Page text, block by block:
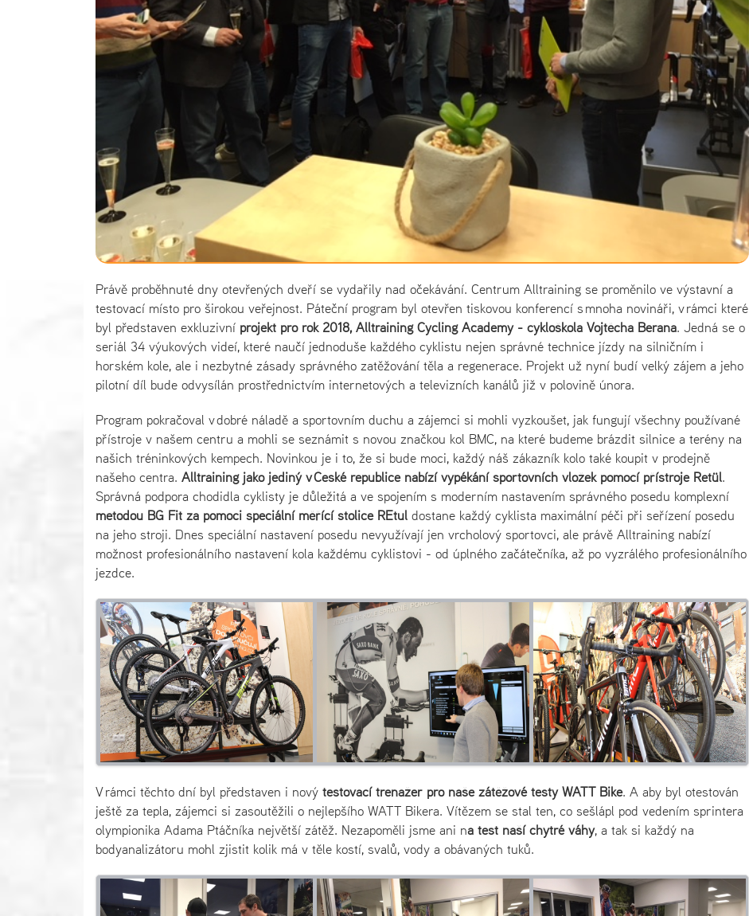
Právě proběhnuté dny otevřených dveří se vydařily nad očekávání. Centrum Alltraining se proměnilo ve výstavní a
testovací místo pro širokou veřejnost. Páteční program byl otevřen tiskovou konferencí s mnoha novináři, v rámci které
byl představen exkluzivníprojekt pro rok 2018, Alltraining Cycling Academy - cykloškola Vojtěcha Berana. Jedná se o
seriál 34 výukových videí, které naučí jednoduše každého cyklistu nejen správné technice jízdy na silničním i
horském kole, ale i nezbytné zásady správného zatěžování těla a regenerace. Projekt už nyní budí velký zájem a jeho
pilotní díl bude odvysílán prostřednictvím internetových a televizních kanálů již v polovině února.
Program pokračoval v dobré náladě a sportovním duchu a zájemci si mohli vyzkoušet, jak fungují všechny používané
přístroje v našem centru a mohli se seznámit s novou značkou kol BMC, na které budeme brázdit silnice a terény na
našich tréninkových kempech. Novinkou je i to, že si bude moci, každý náš zákazník kolo také koupit v prodejně
našeho centra. Alltraining jako jediný v České republice nabízí vypékání sportovních vložek pomocí přístroje Retül.
Správná podpora chodidla cyklisty je důležitá a ve spojením s moderním nastavením správného posedu komplexní
metodou BG Fit za pomoci speciální měřící stolice REtul dostane každý cyklista maximální péči při seřízení posedu
na jeho stroji. Dnes speciální nastavení posedu nevyužívají jen vrcholový sportovci, ale právě Alltraining nabízí
možnost profesionálního nastavení kola každému cyklistovi - od úplného začátečníka, až po vyzrálého profesionálního
jezdce.
V rámci těchto dní byl představen i nový testovací trenažer pro naše zátěžové testy WATT Bike. A aby byl otestován
ještě za tepla, zájemci si zasoutěžili o nejlepšího WATT Bikera. Vítězem se stal ten, co sešlápl pod vedením sprintera
olympionika Adama Ptáčníka největší zátěž. Nezapoměli jsme ani na test naší chytré váhy, a tak si každý na
bodyanalizátoru mohl zjistit kolik má v těle kostí, svalů, vody a obávaných tuků.